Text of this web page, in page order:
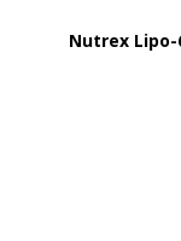
Nutrex